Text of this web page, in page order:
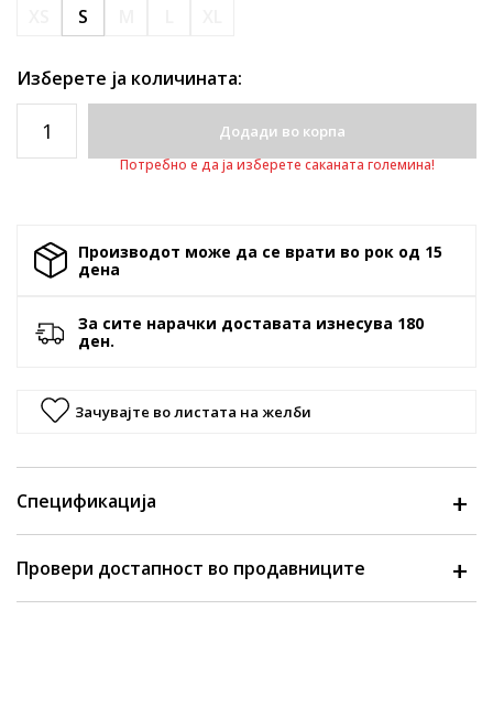
S
Изберете ја количината:
Додади во корпа
Потребно е да ја изберете саканата големина!
Производот може да се врати во рок од 15
денa
За сите нарачки доставата изнесува 180
ден.
Зачувајте во листата на желби
Спецификација
Провери достапност во продавниците